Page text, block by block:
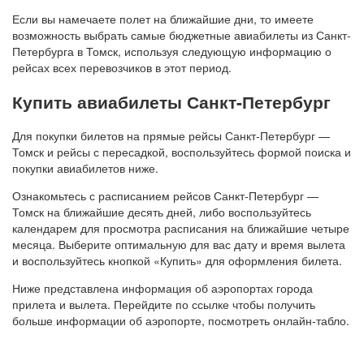
Если вы намечаете полет на ближайшие дни, то имеете
возможность выбрать самые бюджетные авиабилеты из Санкт-
Петербурга в Томск, используя следующую информацию о
рейсах всех перевозчиков в этот период.
Купить авиабилеты Санкт-Петербург
Для покупки билетов на прямые рейсы Санкт-Петербург —
Томск и рейсы с пересадкой, воспользуйтесь формой поиска и
покупки авиабилетов ниже.
Ознакомьтесь с расписанием рейсов Санкт-Петербург —
Томск на ближайшие десять дней, либо воспользуйтесь
календарем для просмотра расписания на ближайшие четыре
месяца. Выберите оптимальную для вас дату и время вылета
и воспользуйтесь кнопкой «Купить» для оформления билета.
Ниже представлена информация об аэропортах города
прилета и вылета. Перейдите по ссылке чтобы получить
больше информации об аэропорте, посмотреть онлайн-табло.